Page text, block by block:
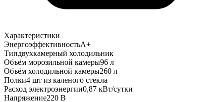
Характеристики
ЭнергоэффективностьA+
Типдвухкамерный холодильник
Объём морозильной камеры96 л
Объём холодильной камеры260 л
Полки4 шт из каленого стекла
Расход электроэнергии0,87 кВт/сутки
Напряжение220 В